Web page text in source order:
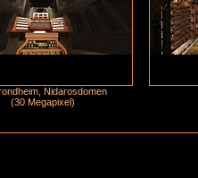
Nidarosdomen
(30 Megapixel)